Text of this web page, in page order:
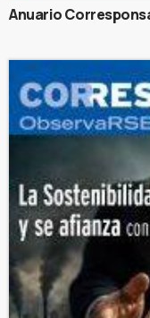
Anuario